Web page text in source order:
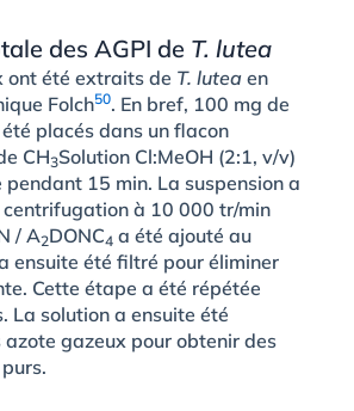
des AGPI de T. lutea
ont été extraits de T. lutea en
Folch50. En bref, 100 mg de
placés dans un flacon
CH3Solution Cl:MeOH (2:1, v/v)
15 min. La suspension a
à 10 000 tr/min
/ A2DONC4 a été ajouté au
ensuite été filtré pour éliminer
Cette étape a été répétée
La solution a ensuite été
azote gazeux pour obtenir des